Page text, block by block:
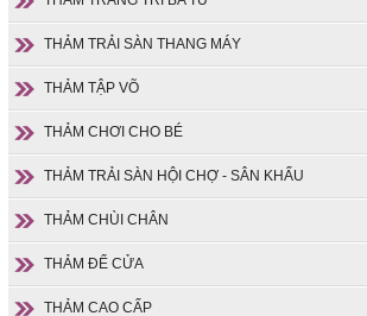
THẢM TRẢI SÀN THANG MÁY
THẢM TẬP VÕ
THẢM CHƠI CHO BÉ
THẢM TRẢI SÀN HỘI CHỢ - SÂN KHẤU
THẢM CHÙI CHÂN
THẢM ĐỂ CỬA
THẢM CAO CẤP